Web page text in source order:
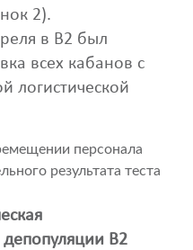
2).
в B2 был
всех кабанов с
логистической
персонала
результата теста
депопуляции B2